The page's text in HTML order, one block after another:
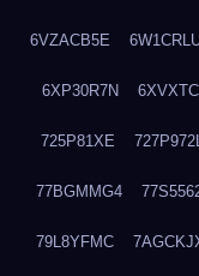
6VZACB5E
6XP30R7N
725P81XE 727P972L
77BGMMG4
79L8YFMC